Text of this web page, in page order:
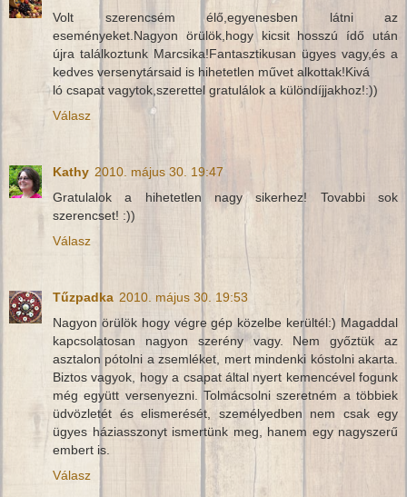
Volt szerencsém élő,egyenesben látni az
eseményeket.Nagyon örülök,hogy kicsit hosszú ídő után
újra találkoztunk Marcsika!Fantasztikusan ügyes vagy,és a
kedves versenytársaid is hihetetlen művet alkottak!Kivá
ló csapat vagytok,szerettel gratulálok a különdíjjakhoz!:))
Válasz
Kathy 2010. május 30. 19:47
Gratulalok a hihetetlen nagy sikerhez! Tovabbi sok
szerencset! :))
Válasz
Tűzpadka 2010. május 30. 19:53
Nagyon örülök hogy végre gép közelbe kerültél:) Magaddal
kapcsolatosan nagyon szerény vagy. Nem győztük az
asztalon pótolni a zsemléket, mert mindenki kóstolni akarta.
Biztos vagyok, hogy a csapat által nyert kemencével fogunk
még együtt versenyezni. Tolmácsolni szeretném a többiek
üdvözletét és elismerését, személyedben nem csak egy
ügyes háziasszonyt ismertünk meg, hanem egy nagyszerű
embert is.
Válasz